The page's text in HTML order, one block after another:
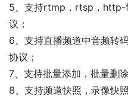
5、支持rtmp，rtsp，
议；
6、支持直播频道中音频转
协议；
7、支持批量添加，批量删
8、支持频道快照，录像快